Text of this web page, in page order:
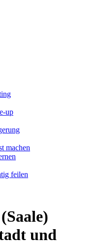
up
machen
feilen
und